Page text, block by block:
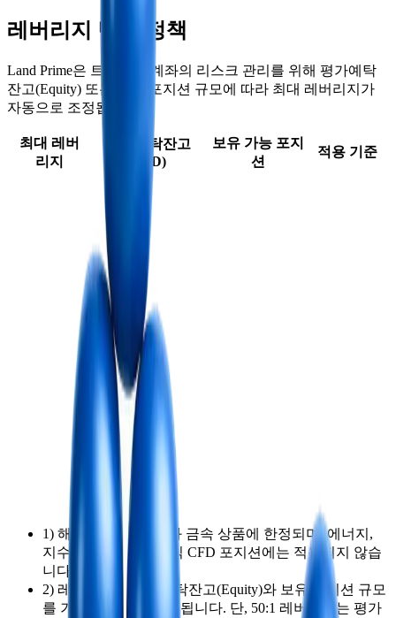
레버리지 변경 정책
Land Prime은 트레이딩 계좌의 리스크 관리를 위해 평가예탁
잔고(Equity) 또는 보유 포지션 규모에 따라 최대 레버리지가
자동으로 조정됩니다.
최대 레버
리지
평가 예탁잔고
(USD)
보유 가능 포지
션
적용 기준
1) 해당 정책은 Forex와 금속 상품에 한정되며, 에너지,
지수, 암호화폐 및 주식 CFD 포지션에는 적용되지 않습
니다.
2) 레버리지는 평가예탁잔고(Equity)와 보유 포지션 규모
를 기준으로 자동 조정됩니다. 단, 50:1 레버리지는 평가